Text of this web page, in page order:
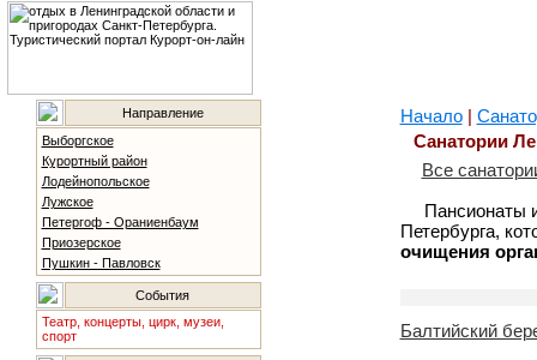
Направление
Выборгское
Курортный район
Лодейнопольское
Лужское
Петергоф - Ораниенбаум
Приозерское
Пушкин - Павловск
События
Театр, концерты, цирк, музеи,
спорт
Начало|
Санатории
Все
Пансионаты
Петербурга,
очищения
Балтийский